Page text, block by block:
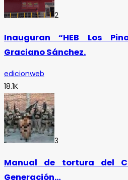
2
Inauguran “HEB Los
Graciano Sánchez.
edicionweb
18.1K
3
Manual de tortura del
Generación…